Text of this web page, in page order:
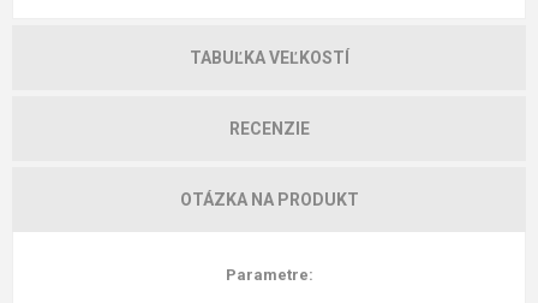
TABUĽKA VEĽKOSTÍ
RECENZIE
OTÁZKA NA PRODUKT
Parametre: